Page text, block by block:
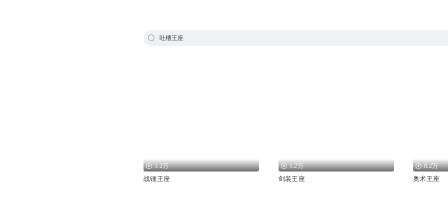
吐槽王座
3.2万
战锤王座
1.2万
剑装王座
8.2万
奥术王座